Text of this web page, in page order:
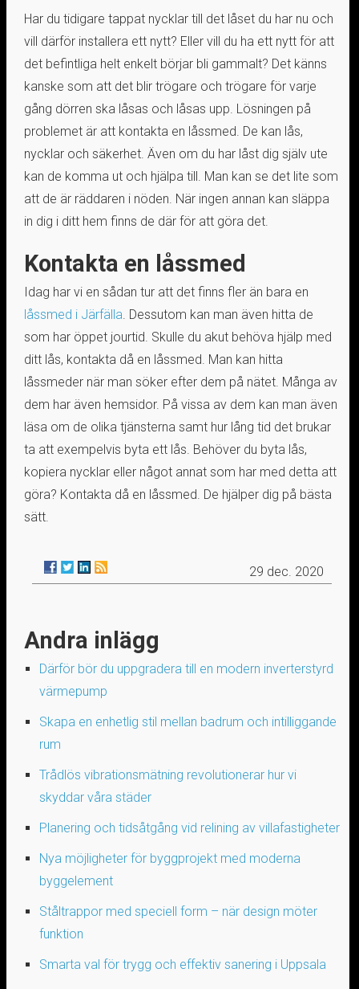
Har du tidigare tappat nycklar till det låset du har nu och
vill därför installera ett nytt? Eller vill du ha ett nytt för att
det befintliga helt enkelt börjar bli gammalt? Det känns
kanske som att det blir trögare och trögare för varje
gång dörren ska låsas och låsas upp. Lösningen på
problemet är att kontakta en låssmed. De kan lås,
nycklar och säkerhet. Även om du har låst dig själv ute
kan de komma ut och hjälpa till. Man kan se det lite som
att de är räddaren i nöden. När ingen annan kan släppa
in dig i ditt hem finns de där för att göra det.
Kontakta en låssmed
Idag har vi en sådan tur att det finns fler än bara en
låssmed i Järfälla. Dessutom kan man även hitta de
som har öppet jourtid. Skulle du akut behöva hjälp med
ditt lås, kontakta då en låssmed. Man kan hitta
låssmeder när man söker efter dem på nätet. Många av
dem har även hemsidor. På vissa av dem kan man även
läsa om de olika tjänsterna samt hur lång tid det brukar
ta att exempelvis byta ett lås. Behöver du byta lås,
kopiera nycklar eller något annat som har med detta att
göra? Kontakta då en låssmed. De hjälper dig på bästa
sätt.
29 dec. 2020
Andra inlägg
Därför bör du uppgradera till en modern inverterstyrd
värmepump
Skapa en enhetlig stil mellan badrum och intilliggande
rum
Trådlös vibrationsmätning revolutionerar hur vi
skyddar våra städer
Planering och tidsåtgång vid relining av villafastigheter
Nya möjligheter för byggprojekt med moderna
byggelement
Ståltrappor med speciell form – när design möter
funktion
Smarta val för trygg och effektiv sanering i Uppsala